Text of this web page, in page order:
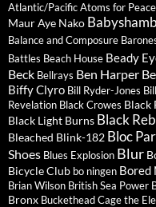
Atlantic/PacificAtoms for Peace
MaurAye Nako
Balance and Composure
Battles Beach House Beady
Beck Bellrays Ben Harper
Biffy Clyro Bill Ryder-Jones
Revelation Black Crowes Black
Black Light Burns Black
Bleached Blink-182 Bloc
Shoes Blues Explosion Blur
Bicycle Club bo ningen Bored
Brian Wilson British Sea Power
Bronx BucketheadCage the